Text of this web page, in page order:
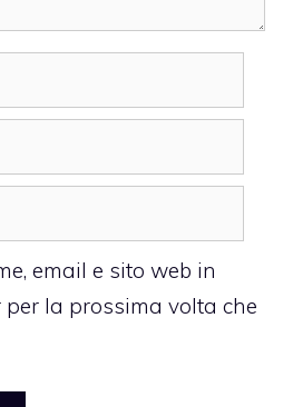
email e sito web in
la prossima volta che